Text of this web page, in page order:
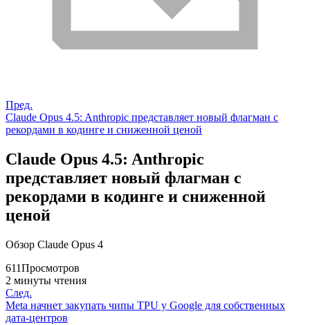
Пред.
Claude Opus 4.5: Anthropic представляет новый флагман с
рекордами в кодинге и сниженной ценой
Claude Opus 4.5: Anthropic
представляет новый флагман с
рекордами в кодинге и сниженной
ценой
Обзор Claude Opus 4
611Просмотров
2 минуты чтения
След.
Meta начнет закупать чипы TPU у Google для собственных
дата-центров